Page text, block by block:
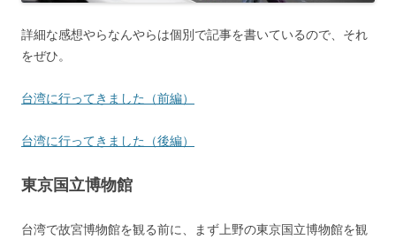
詳細な感想やらなんやらは個別で記事を書いているので、それ
をぜひ。
台湾に行ってきました（前編）
台湾に行ってきました（後編）
東京国立博物館
台湾で故宮博物館を観る前に、まず上野の東京国立博物館を観